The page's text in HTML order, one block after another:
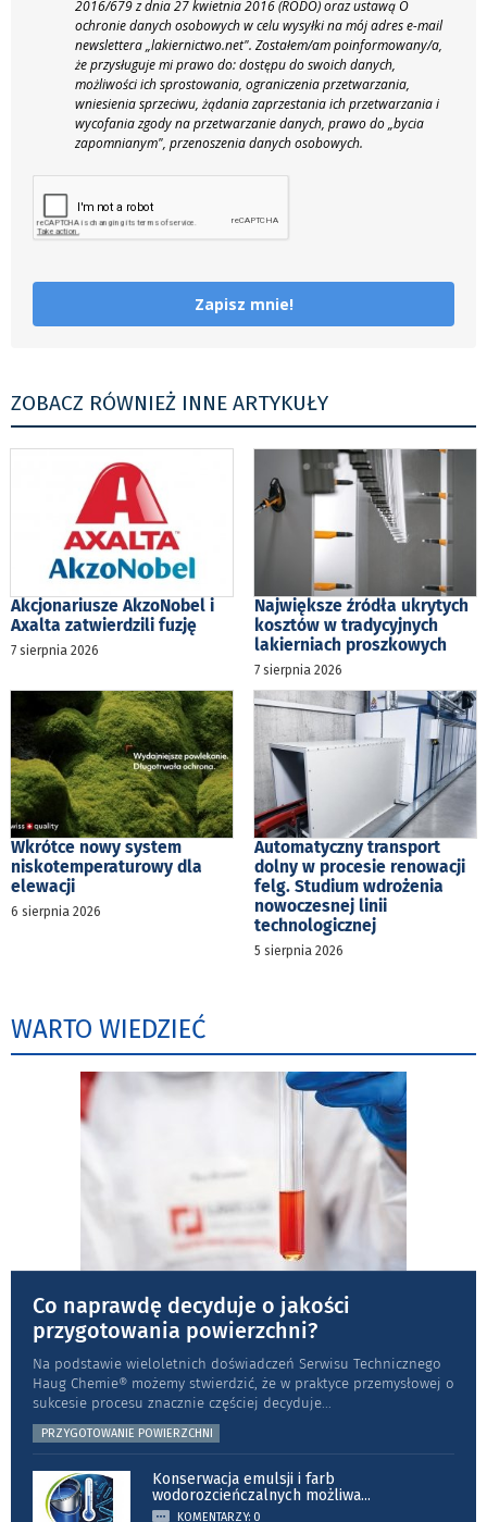
2016/679 z dnia 27 kwietnia 2016 (RODO) oraz ustawą O
ochronie danych osobowych w celu wysyłki na mój adres e-mail
newslettera „lakiernictwo.net". Zostałem/am poinformowany/a,
że przysługuje mi prawo do: dostępu do swoich danych,
możliwości ich sprostowania, ograniczenia przetwarzania,
wniesienia sprzeciwu, żądania zaprzestania ich przetwarzania i
wycofania zgody na przetwarzanie danych, prawo do „bycia
zapomnianym", przenoszenia danych osobowych.
Zapisz mnie!
ZOBACZ RÓWNIEŻ INNE ARTYKUŁY
Akcjonariusze AkzoNobel i
Axalta zatwierdzili fuzję
7 sierpnia 2026
Największe źródła ukrytych
kosztów w tradycyjnych
lakierniach proszkowych
7 sierpnia 2026
Wkrótce nowy system
niskotemperaturowy dla
elewacji
6 sierpnia 2026
Automatyczny transport
dolny w procesie renowacji
felg. Studium wdrożenia
nowoczesnej linii
technologicznej
5 sierpnia 2026
WARTO WIEDZIEĆ
Co naprawdę decyduje o jakości
przygotowania powierzchni?
Na podstawie wieloletnich doświadczeń Serwisu Technicznego
Haug Chemie® możemy stwierdzić, że w praktyce przemysłowej o
sukcesie procesu znacznie częściej decyduje...
PRZYGOTOWANIE POWIERZCHNI
Konserwacja emulsji i farb
wodorozcieńczalnych możliwa...
KOMENTARZY: 0